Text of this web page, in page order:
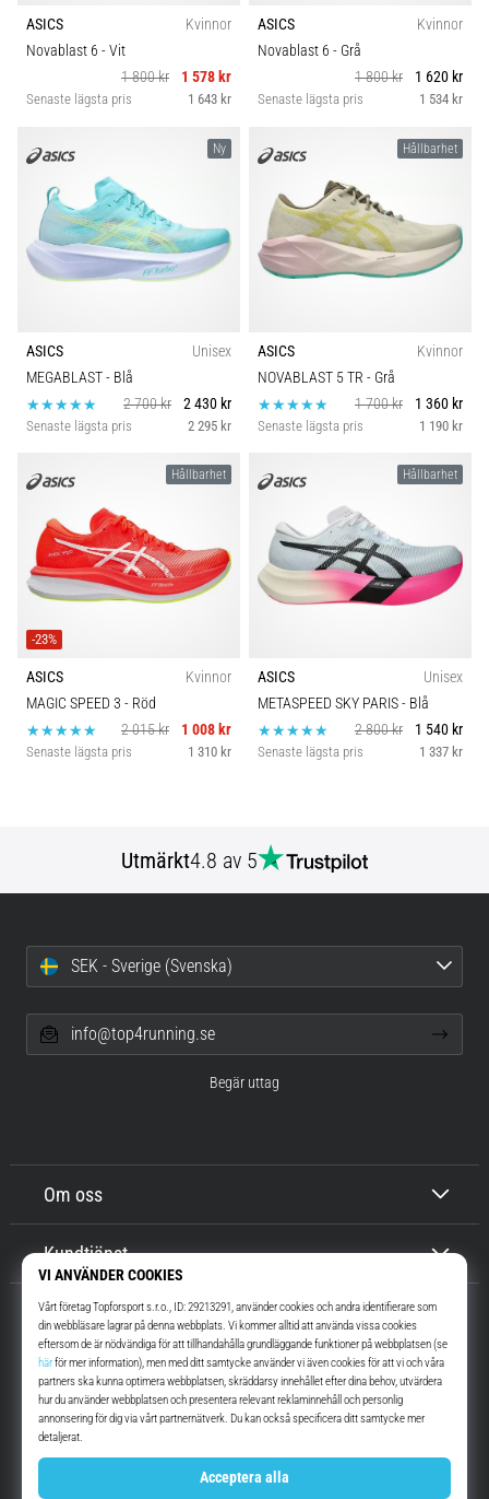
artiklar
ASICS
Kvinnor
Novablast 6 - Vit
1 800 kr
1 578 kr
Senaste lägsta pris 1 643 kr
ASICS
Kvinnor
Novablast 6 - Grå
1 800 kr
1 620 kr
Senaste lägsta pris 1 534 kr
Ny
ASICS
Unisex
MEGABLAST- Blå
2 700 kr
2 430 kr
Senaste lägsta pris 2 295 kr
Hållbarhet
ASICS
Kvinnor
NOVABLAST 5 TR - Grå
1 700 kr
1 360 kr
Senaste lägsta pris 1 190 kr
Hållbarhet
-23%
ASICS
Kvinnor
MAGIC SPEED 3 - Röd
2 015 kr
1 008 kr
Senaste lägsta pris 1 310 kr
Hållbarhet
ASICS
Unisex
METASPEED SKY PARIS- Blå
2 800 kr
1 540 kr
Senaste lägsta pris 1 337 kr
Utmärkt4.8 av 5
Top4Running.se
I mer än 16 år vi har vi motiverat dig att gå ut och springa. Snabbare. Med
InstagramYouTube
Om oss
Kundtjänst
SEK - Sverige (Svenska)
info@top4running.se
Begär uttag